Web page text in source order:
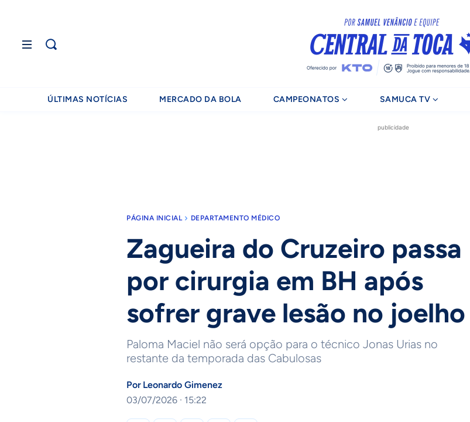
ÚLTIMAS NOTÍCIAS MERCADO DA BOLA CAMPEONATOS SAMUCA TV
publicidade
PÁGINA INICIAL DEPARTAMENTO MÉDICO
Zagueira do Cruzeiro passa
por cirurgia em BH após
sofrer grave lesão no joelho
Paloma Maciel não será opção para o técnico Jonas Urias no
restante da temporada das Cabulosas
Por Leonardo Gimenez
03/07/2026 · 15:22